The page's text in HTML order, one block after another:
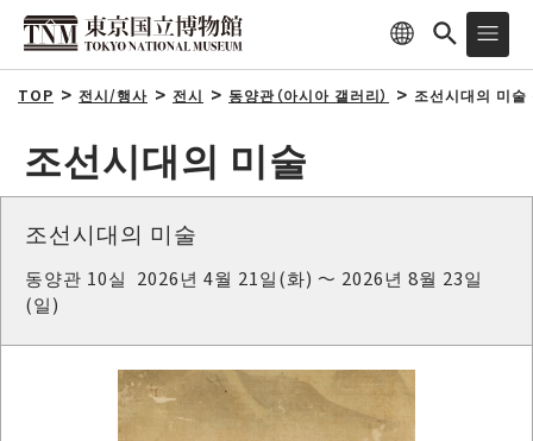
TOP 전시/행사 전시 동양관（아시아 갤러리） 조선시대의 미술
조선시대의 미술
조선시대의 미술
동양관 10실 2026년 4월 21일(화) ～ 2026년 8월 23일
(일)